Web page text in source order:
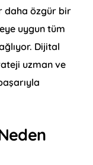
daha özgür bir
uygun tüm
Dijital
uzman ve